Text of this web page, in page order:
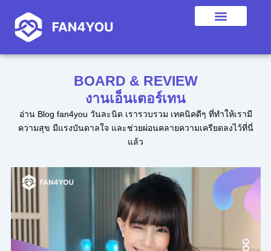
content
BOARD & REVIEW
งานเอ็นเตอร์เทน
อ่าน Blog fan4you วันละนิด เรารวบรวม เทคนิคดีๆ ที่ทำให้เรามี
ความสุข มีแรงบันดาลใจ และช่วยผ่อนคลายความเครียดลงไว้ที่นี่
แล้ว